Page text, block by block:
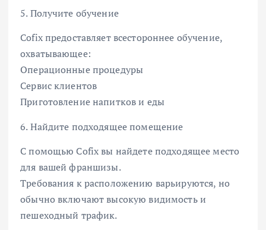
5. Получите обучение
Cofix предоставляет всестороннее обучение,
охватывающее:
Операционные процедуры
Сервис клиентов
Приготовление напитков и еды
6. Найдите подходящее помещение
С помощью Cofix вы найдете подходящее место
для вашей франшизы.
Требования к расположению варьируются, но
обычно включают высокую видимость и
пешеходный трафик.